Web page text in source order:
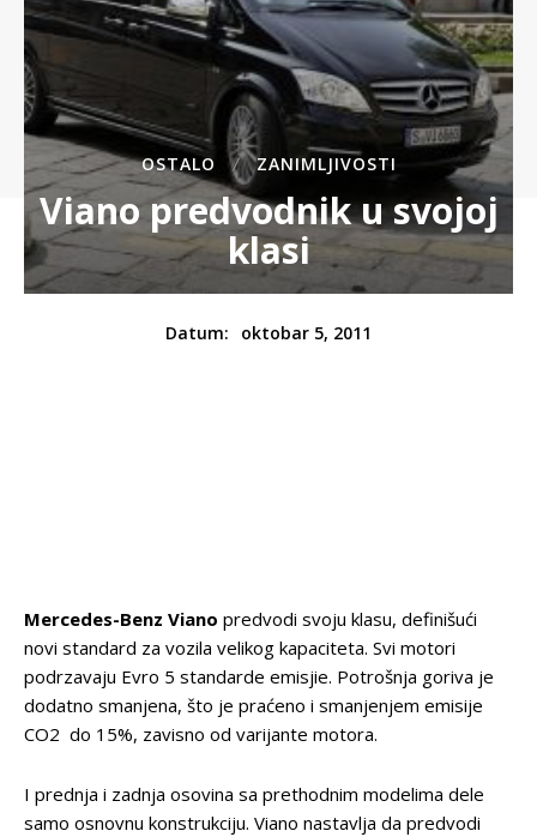
OSTALO ZANIMLJIVOSTI
Viano predvodnik u svojoj
klasi
Datum: oktobar 5, 2011
Mercedes-Benz Viano predvodi svoju klasu, definišući
novi standard za vozila velikog kapaciteta. Svi motori
podrzavaju Evro 5 standarde emisjie. Potrošnja goriva je
dodatno smanjena, što je praćeno i smanjenjem emisije
CO2 do 15%, zavisno od varijante motora.
I prednja i zadnja osovina sa prethodnim modelima dele
samo osnovnu konstrukciju. Viano nastavlja da predvodi